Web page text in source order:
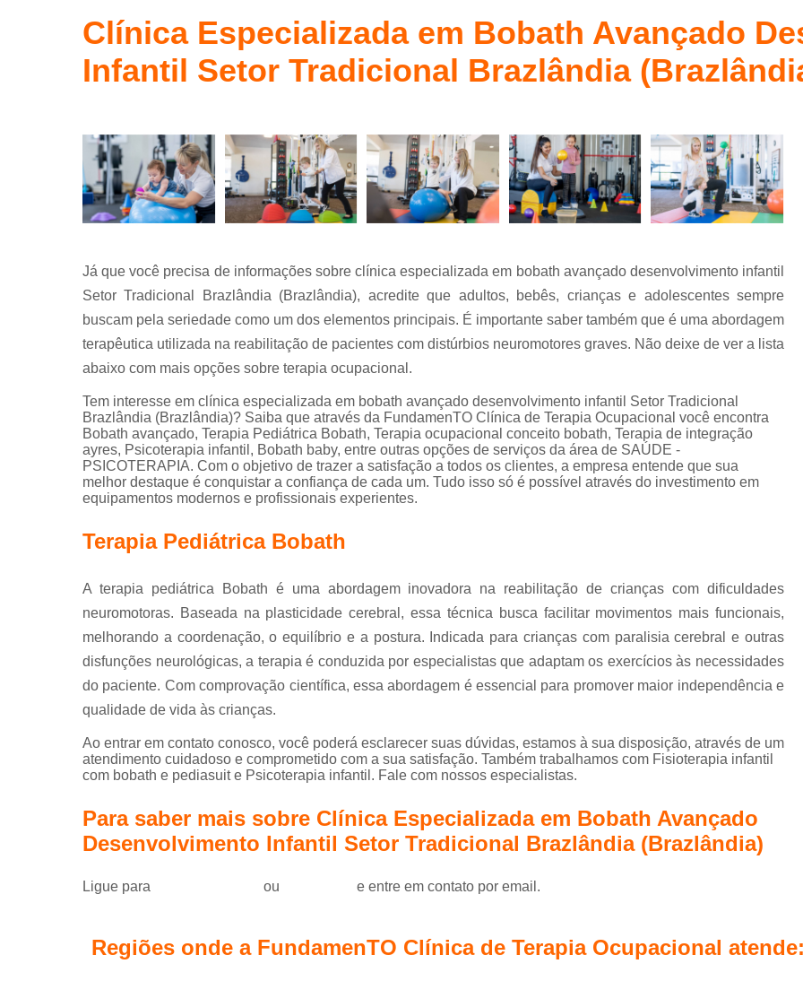
ocupacional
conceito
Fisioterapia Bobath Infantil para Autismo
Fisioterapia Infantil
Fisioterapia Infantil
Fisioterapia Infantil Águas Claras
Fisioterapia Infantil Pediasuit para
Fisioterapia Pediátrica Bobath
Psicoterapia com Crianças
Psicoterapia em
Psicoterapia para Autismo Infantil
Psicoterapia para Criança com
Psicoterapia para Crianças Asa Sul
Terapia de Integração
Terapia de Integração Sensorial de Ayres
Terapia de Integração Sensorial de
Terapia Ocupacional com
Terapia Ocupacional com
Terapia Sensorial de Ayres
Terapia Ocupacional Bobath
Terapia
Terapia Ocupacional com Crianças Águas
Terapia Ocupacional no Método Bobath
Terapia com Conceito Neuroevolutivo Bobath
Terapia Ocupacional
Clínica Especializada em Bobath Avançado
Infantil Setor Tradicional Brazlândia
Já que você precisa de informações sobre clínica especializada em bobath avançado desenvolvimento infantil
Setor Tradicional Brazlândia (Brazlândia), acredite que adultos, bebês, crianças e adolescentes sempre
buscam pela seriedade como um dos elementos principais. É importante saber também que é uma abordagem
terapêutica utilizada na reabilitação de pacientes com distúrbios neuromotores graves. Não deixe de ver a lista
abaixo com mais opções sobre terapia ocupacional.
Tem interesse em clínica especializada em bobath avançado desenvolvimento infantil Setor Tradicional
Brazlândia (Brazlândia)? Saiba que através da FundamenTO Clínica de Terapia Ocupacional você encontra
Bobath avançado, Terapia Pediátrica Bobath, Terapia ocupacional conceito bobath, Terapia de integração
ayres, Psicoterapia infantil, Bobath baby, entre outras opções de serviços da área de SAÚDE -
PSICOTERAPIA. Com o objetivo de trazer a satisfação a todos os clientes, a empresa entende que sua
melhor destaque é conquistar a confiança de cada um. Tudo isso só é possível através do investimento em
equipamentos modernos e profissionais experientes.
Terapia Pediátrica Bobath
A terapia pediátrica Bobath é uma abordagem inovadora na reabilitação de crianças com dificuldades
neuromotoras. Baseada na plasticidade cerebral, essa técnica busca facilitar movimentos mais funcionais,
melhorando a coordenação, o equilíbrio e a postura. Indicada para crianças com paralisia cerebral e outras
disfunções neurológicas, a terapia é conduzida por especialistas que adaptam os exercícios às necessidades
do paciente. Com comprovação científica, essa abordagem é essencial para promover maior independência e
qualidade de vida às crianças.
Ao entrar em contato conosco, você poderá esclarecer suas dúvidas, estamos à sua disposição, através de um
atendimento cuidadoso e comprometido com a sua satisfação. Também trabalhamos com Fisioterapia infantil
com bobath e pediasuit e Psicoterapia infantil. Fale com nossos especialistas.
Para saber mais sobre Clínica Especializada em Bobath Avançado
Desenvolvimento Infantil Setor Tradicional Brazlândia (Brazlândia)
Ligue para ou e entre em contato por email.
Regiões onde a FundamenTO Clínica de Terapia Ocupacional atende: